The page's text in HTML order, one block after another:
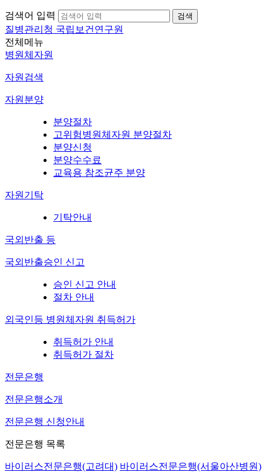
검색어 입력
질병관리청 국립보건연구원
전체메뉴
병원체자원
자원검색
자원분양
분양절차
고위험병원체자원 분양절차
분양신청
분양수수료
교육용 참조균주 분양
자원기탁
기탁안내
국외반출 등
국외반출승인 신고
승인 신고 안내
절차 안내
외국인등 병원체자원 취득허가
취득허가 안내
취득허가 절차
전문은행
전문은행소개
전문은행 신청안내
전문은행 목록
바이러스전문은행(고려대) 바이러스전문은행(서울아산병원)